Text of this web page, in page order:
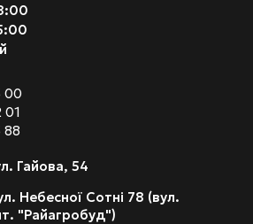
00
01
88
Гайова, 54
Небесної Сотні 78 (вул.
"Райагробуд")